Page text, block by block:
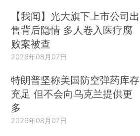
【我闻】光大旗下上市公司出
售背后隐情 多人卷入医疗腐
败案被查
2026年08月07日
特朗普坚称美国防空弹药库存
充足 但不会向乌克兰提供更
多
2026年08月07日